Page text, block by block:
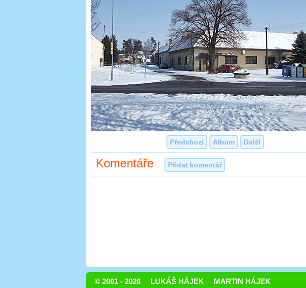
Předchozí Album Další
Komentáře Přidat komentář
© 2001 - 2026 LUKÁŠ HÁJEK MARTIN HÁJEK